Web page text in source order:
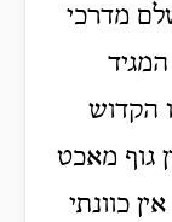
מדרכי
הקדוש
גוף מאכט
כוונתי